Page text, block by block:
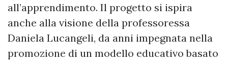
all’apprendimento. Il progetto si ispira
anche alla visione della professoressa
Daniela Lucangeli, da anni impegnata nella
promozione di un modello educativo basato